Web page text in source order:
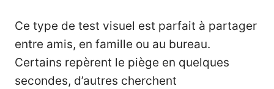
Ce type de test visuel est parfait à partager
entre amis, en famille ou au bureau.
Certains repèrent le piège en quelques
secondes, d’autres cherchent